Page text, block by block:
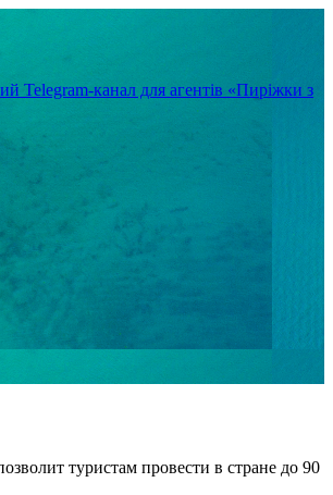
Telegram-канал для агентів «Пиріжки з
туристам провести в стране до 90